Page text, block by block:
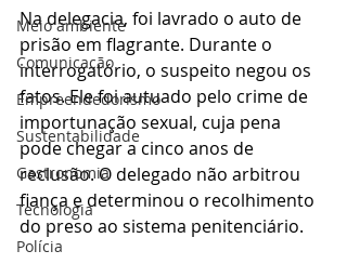
Meio ambiente
Comunicação
Empreendedorismo
Sustentabilidade
Gastronomia
Tecnologia
Polícia
Na delegacia, foi lavrado o auto de
prisão em flagrante. Durante o
interrogatório, o suspeito negou os
fatos. Ele foi autuado pelo crime de
importunação sexual, cuja pena
pode chegar a cinco anos de
reclusão. O delegado não arbitrou
fiança e determinou o recolhimento
do preso ao sistema penitenciário.